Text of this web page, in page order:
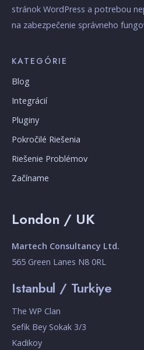
stránok WordPress a potrebou
na zabezpečenie správneho
KATEGÓRIE
Blog
Integrácií
Pluginy
Pokročilé Riešenia
Riešenie Problémov
Začíname
London / UK
Martech Consultancy Ltd.
565 Green Lanes N8 0RL
Istanbul / Turkiye
The WP Clan
Sefik Bey Sokak 3/3
Kadikoy